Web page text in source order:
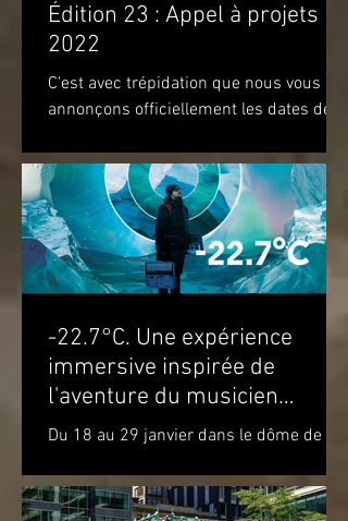
Édition 23 : Appel à projets
2022
C'est avec trépidation que nous vous
annonçons officiellement les dates de
attendons du 22 au 28 août...
-22.7°C. Une expérience
immersive inspirée de
l'aventure du musicien
Molécule dans le cercle
Du 18 au 29 janvier dans le dôme de la
technologiques [SAT] est heureuse de
présenter l’expérience...